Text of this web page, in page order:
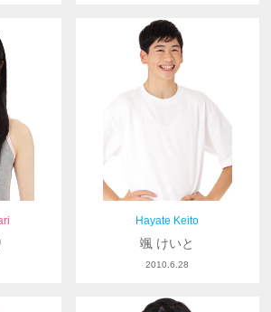
Hayate Keito
颯 けいと
2010.6.28